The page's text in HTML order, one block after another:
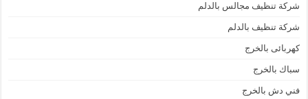
شركة تنظيف مجالس بالدلم
شركة تنظيف بالدلم
كهربائى بالخرج
سباك بالخرج
فني دش بالخرج